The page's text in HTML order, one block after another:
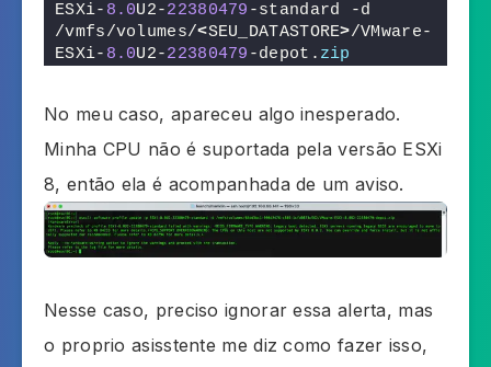
ESXi- 8.0U2-22380479 -standard -d
/vmfs/volumes/<SEU_DATASTORE>/VMware-
ESXi- 8.0U2-22380479 -depot. zip
No meu caso, apareceu algo inesperado.
Minha CPU não é suportada pela versão ESXi
8, então ela é acompanhada de um aviso.
Nesse caso, preciso ignorar essa alerta, mas
o proprio asisstente me diz como fazer isso,